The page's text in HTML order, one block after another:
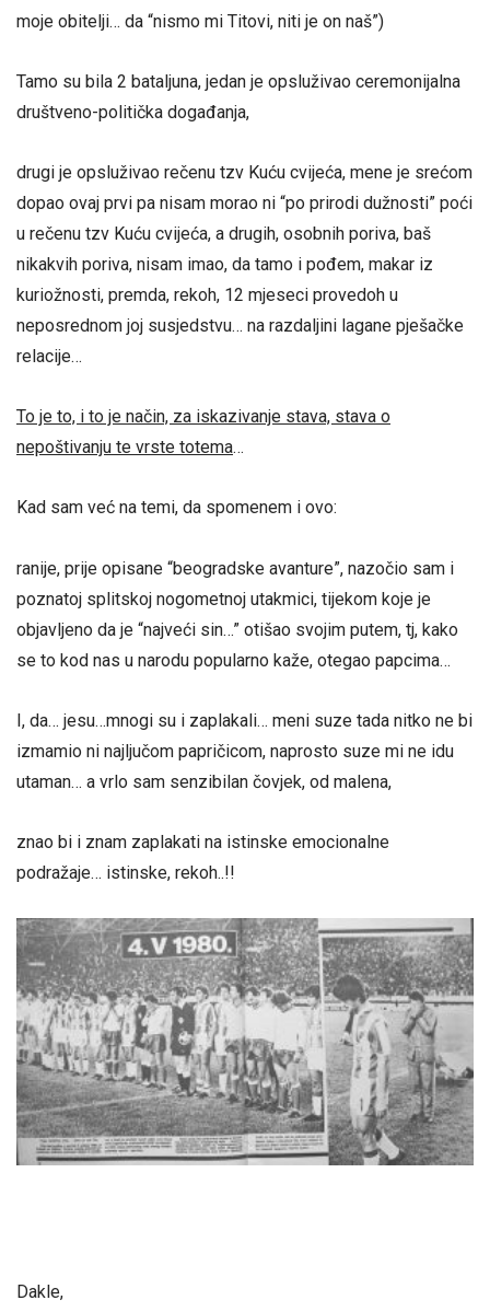
moje obitelji… da “nismo mi Titovi, niti je on naš”)
Tamo su bila 2 bataljuna, jedan je opsluživao ceremonijalna
društveno-politička događanja,
drugi je opsluživao rečenu tzv Kuću cvijeća, mene je srećom
dopao ovaj prvi pa nisam morao ni “po prirodi dužnosti” poći
u rečenu tzv Kuću cvijeća, a drugih, osobnih poriva, baš
nikakvih poriva, nisam imao, da tamo i pođem, makar iz
kuriožnosti, premda, rekoh, 12 mjeseci provedoh u
neposrednom joj susjedstvu… na razdaljini lagane pješačke
relacije…
To je to, i to je način, za iskazivanje stava, stava o
nepoštivanju te vrste totema…
Kad sam već na temi, da spomenem i ovo:
ranije, prije opisane “beogradske avanture”, nazočio sam i
poznatoj splitskoj nogometnoj utakmici, tijekom koje je
objavljeno da je “najveći sin…” otišao svojim putem, tj, kako
se to kod nas u narodu popularno kaže, otegao papcima…
I, da… jesu…mnogi su i zaplakali… meni suze tada nitko ne bi
izmamio ni najljučom papričicom, naprosto suze mi ne idu
utaman… a vrlo sam senzibilan čovjek, od malena,
znao bi i znam zaplakati na istinske emocionalne
podražaje… istinske, rekoh..!!
Dakle,